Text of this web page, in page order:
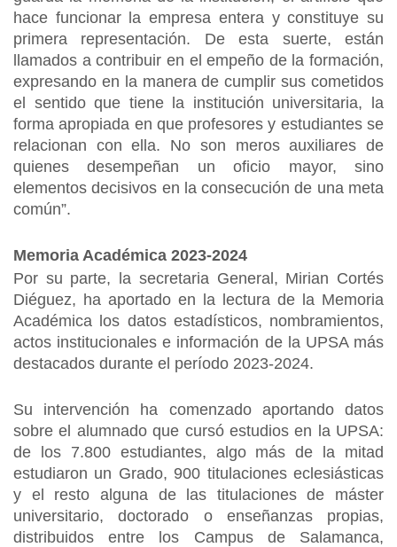
hace funcionar la empresa entera y constituye su
primera representación. De esta suerte, están
llamados a contribuir en el empeño de la formación,
expresando en la manera de cumplir sus cometidos
el sentido que tiene la institución universitaria, la
forma apropiada en que profesores y estudiantes se
relacionan con ella. No son meros auxiliares de
quienes desempeñan un oficio mayor, sino
elementos decisivos en la consecución de una meta
común”.
Memoria Académica 2023-2024
Por su parte, la secretaria General, Mirian Cortés
Diéguez, ha aportado en la lectura de la Memoria
Académica los datos estadísticos, nombramientos,
actos institucionales e información de la UPSA más
destacados durante el período 2023-2024.
Su intervención ha comenzado aportando datos
sobre el alumnado que cursó estudios en la UPSA:
de los 7.800 estudiantes, algo más de la mitad
estudiaron un Grado, 900 titulaciones eclesiásticas
y el resto alguna de las titulaciones de máster
universitario, doctorado o enseñanzas propias,
distribuidos entre los Campus de Salamanca,